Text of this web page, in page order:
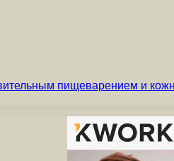
пищеварением и